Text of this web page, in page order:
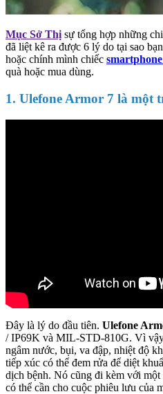
Mục Sở Thị sự tổng hợp những
đã liệt kê ra được 6 lý do tại sao
hoặc chính mình chiếc
quà hoặc mua dùng.
1. Ulefone Armor 7 là
Đây là lý do đầu tiên. Ulefone
/ IP69K và MIL-STD-810G. Vì
ngâm nước, bụi, va đập, nhiệt độ
tiếp xúc có thể đem rửa để diệt
dịch bệnh. Nó cũng đi kèm với một
có thể cần cho cuộc phiêu lưu của